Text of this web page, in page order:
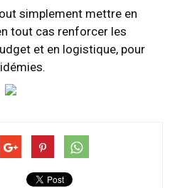
simplement mettre en
tout cas renforcer les
et en logistique, pour